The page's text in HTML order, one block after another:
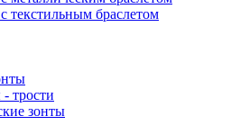
текстильным браслетом
трости
зонты